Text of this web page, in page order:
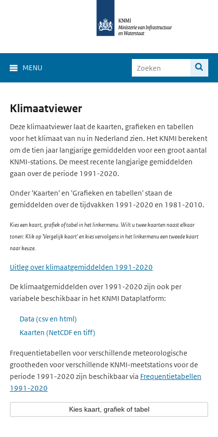
MENU
Klimaat
Viewer
Klimaatviewer
Deze klimaatviewer laat de kaarten, grafieken en tabellen
voor het klimaat van nu in Nederland zien. Het KNMI berekent
om de tien jaar langjarige gemiddelden voor een groot aantal
KNMI-stations. De meest recente langjarige gemiddelden
gaan over de periode 1991-2020.
Onder 'Kaarten' en 'Grafieken en tabellen' staan de
gemiddelden over de tijdvakken 1991-2020 en 1981-2010.
Kies een kaart, grafiek of tabel in het linkermenu. Wilt u twee kaarten naast elkaar
tonen: Klik op 'Vergelijk kaart' en kies vervolgens in het linkermenu een tweede kaart
naar keuze.
Uitleg over klimaatgemiddelden 1991-2020
De klimaatgemiddelden over 1991-2020 zijn ook per
variabele beschikbaar in het KNMI Dataplatform:
Data (csv en html)
Kaarten (NetCDF en tiff)
Frequentietabellen voor verschillende meteorologische
grootheden voor verschillende KNMI-meetstations voor de
periode 1991-2020 zijn beschikbaar via Frequentietabellen
1991-2020
Kies kaart, grafiek of tabel